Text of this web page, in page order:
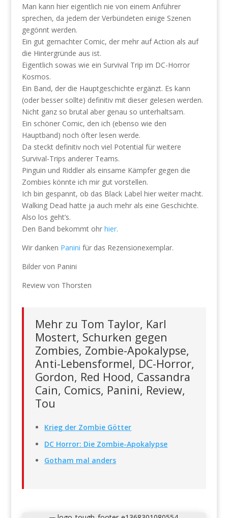
Man kann hier eigentlich nie von einem Anführer
sprechen, da jedem der Verbündeten einige Szenen
gegönnt werden.
Ein gut gemachter Comic, der mehr auf Action als auf
die Hintergründe aus ist.
Eigentlich sowas wie ein Survival Trip im DC-Horror
Kosmos.
Ein Band, der die Hauptgeschichte ergänzt. Es kann
(oder besser sollte) definitiv mit dieser gelesen werden.
Nicht ganz so brutal aber genau so unterhaltsam.
Ein schöner Comic, den ich (ebenso wie den
Hauptband) noch öfter lesen werde.
Da steckt definitiv noch viel Potential für weitere
Survival-Trips anderer Teams.
Pinguin und Riddler als einsame Kämpfer gegen die
Zombies könnte ich mir gut vorstellen.
Ich bin gespannt, ob das Black Label hier weiter macht.
Walking Dead hatte ja auch mehr als eine Geschichte.
Also los geht’s.
Den Band bekommt ohr hier.
Wir danken Panini für das Rezensionexemplar.
Bilder von Panini
Review von Thorsten
Mehr zu Tom Taylor, Karl
Mostert, Schurken gegen
Zombies, Zombie-Apokalypse,
Anti-Lebensformel, DC-Horror,
Gordon, Red Hood, Cassandra
Cain, Comics, Panini, Review,
Tou
Krieg der Zombie Götter
DC Horror: Die Zombie-Apokalypse
Gotham mal anders